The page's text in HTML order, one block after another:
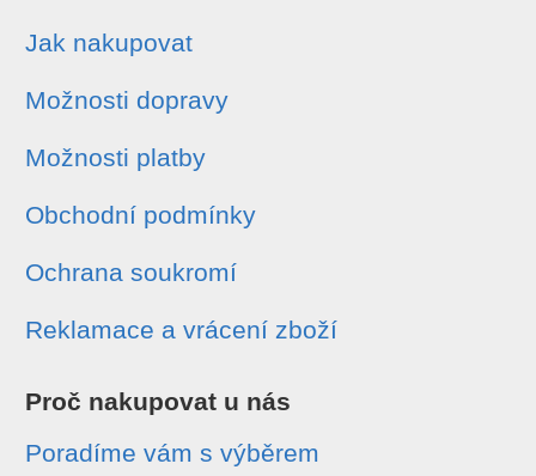
Jak nakupovat
Možnosti dopravy
Možnosti platby
Obchodní podmínky
Ochrana soukromí
Reklamace a vrácení zboží
Proč nakupovat u nás
Poradíme vám s výběrem